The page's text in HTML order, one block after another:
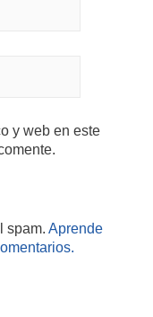
y web en este
spam. Aprende